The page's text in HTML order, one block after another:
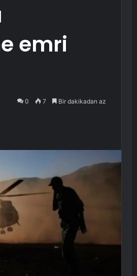
emri
0 7 Bir dakikadan az